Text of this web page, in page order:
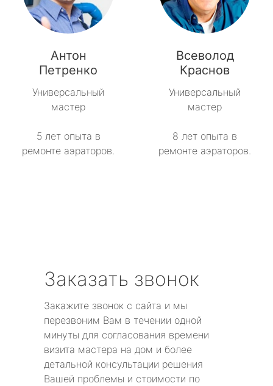
Антон
Петренко
Универсальный
мастер
5 лет опыта в
ремонте аэраторов.
Всеволод
Краснов
Универсальный
мастер
8 лет опыта в
ремонте аэраторов.
Заказать звонок
Закажите звонок с сайта и мы
перезвоним Вам в течении одной
минуты для согласования времени
визита мастера на дом и более
детальной консультации решения
Вашей проблемы и стоимости по